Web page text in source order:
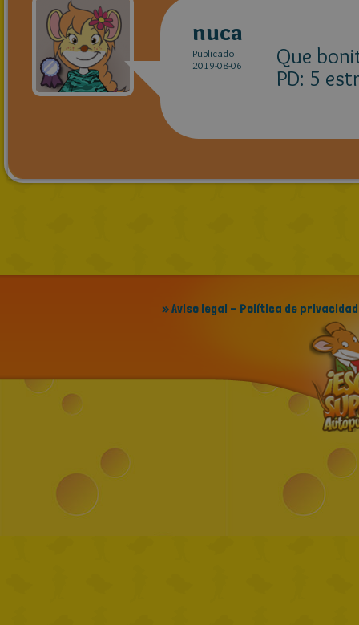
nuca
Publicado
2019-08-06
Que
PD: 5
» Aviso legal - Política de privacidad